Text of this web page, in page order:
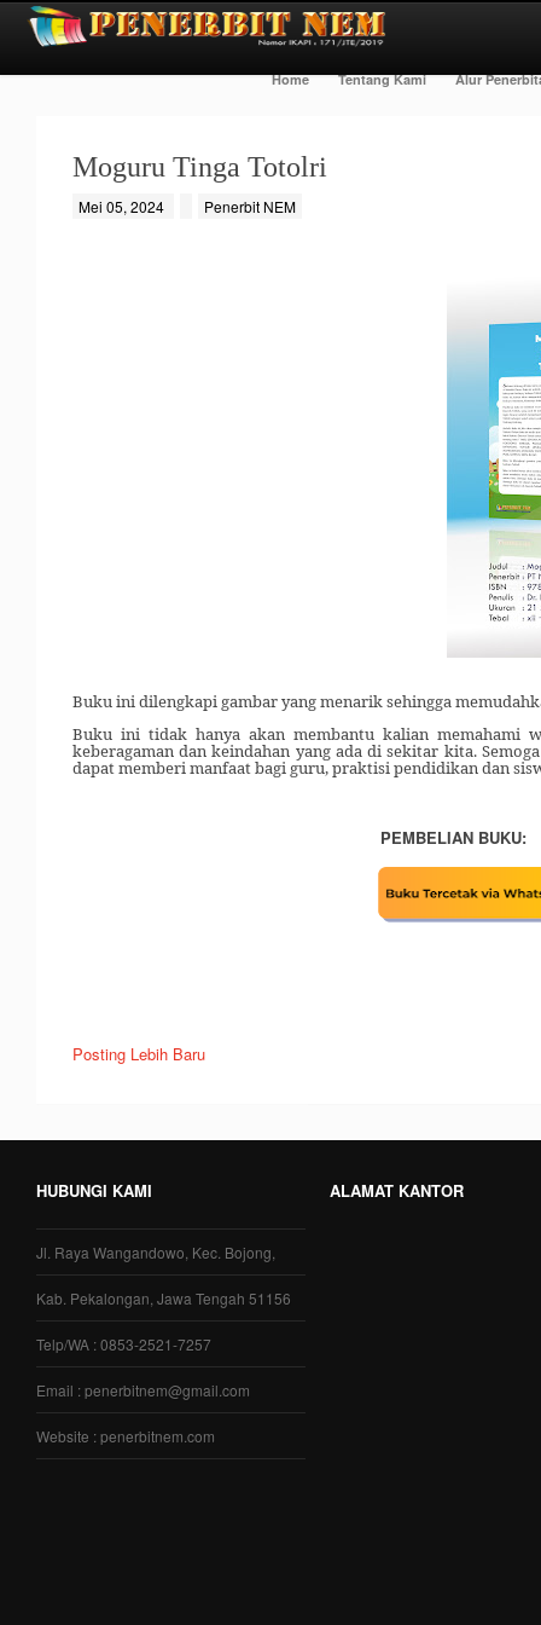
Home Tentang Kami Alur
Moguru Tinga Totolri
Mei 05, 2024 Penerbit NEM
Buku ini dilengkapi gambar yang menarik sehingga
Buku ini tidak hanya akan membantu kalian memahami
keberagaman dan keindahan yang ada di sekitar kita.
dapat memberi manfaat bagi guru, praktisi pendidikan dan
PEMBELIAN BUKU:
Posting Lebih Baru
HUBUNGI KAMI
Jl. Raya Wangandowo, Kec. Bojong,
Kab. Pekalongan, Jawa Tengah 51156
Telp/WA : 0853-2521-7257
Email : penerbitnem@gmail.com
Website : penerbitnem.com
ALAMAT KANTOR